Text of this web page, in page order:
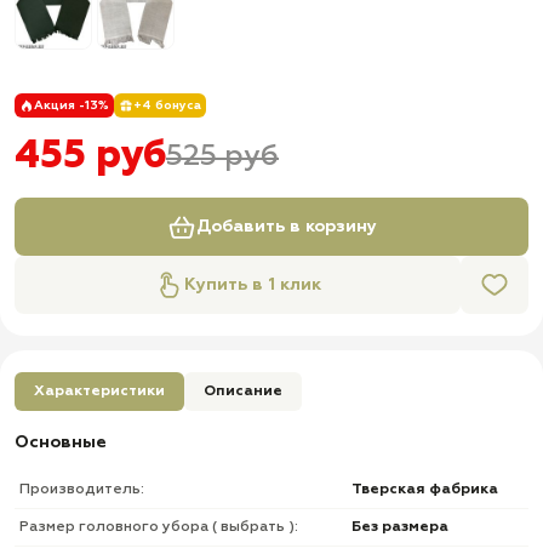
Акция -13% +4 бонуса
455 руб525 руб
Добавить в корзину
Купить в 1 клик
Характеристики Описание
Основные
Производитель: Тверская фабрика
Размер головного убора ( выбрать ): Без размера